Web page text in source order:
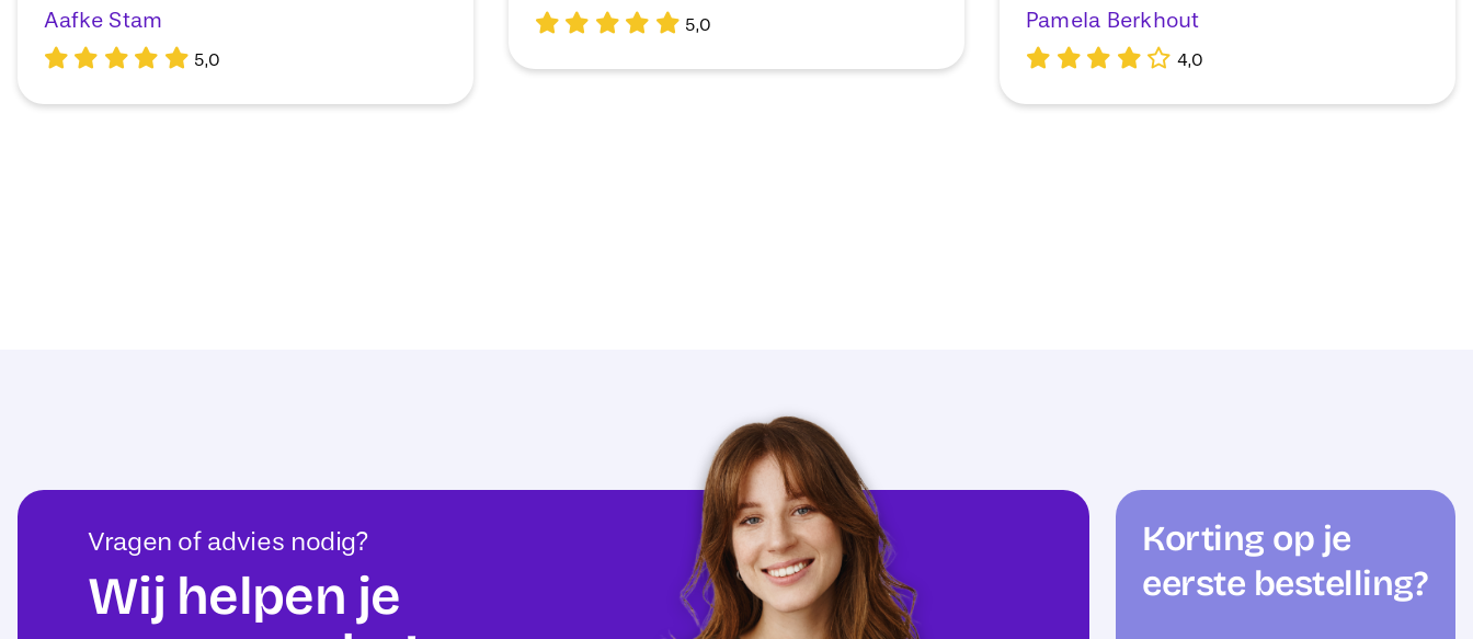
Aafke Stam
5,0
5,0 Pamela Berkhout
4,0
Vragen of advies nodig?
Wij helpen je
Korting op je
eerste bestelling?